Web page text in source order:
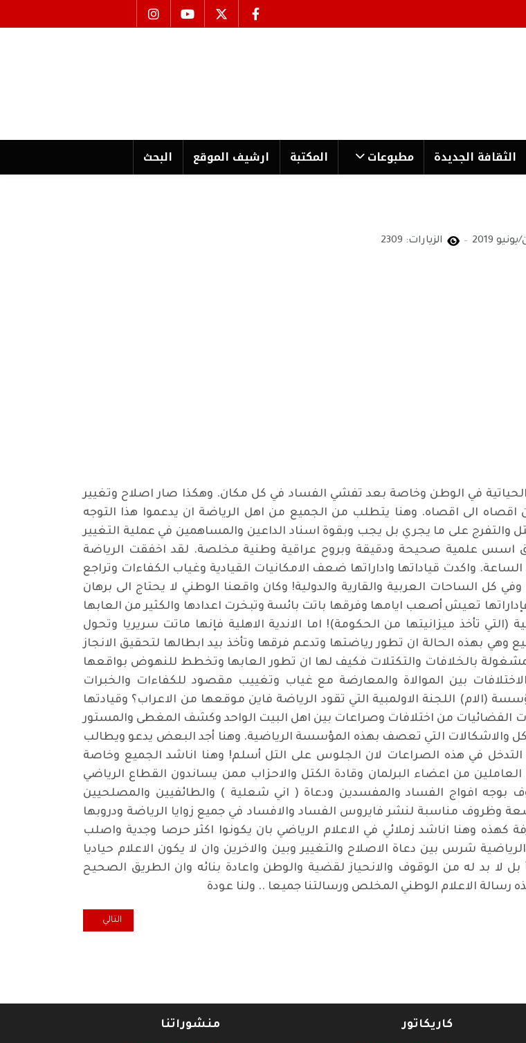
الثقافة الجدیدة مطبوعات المكتبة ارشیف الموقع البحث
الزيارات: 2309
في الوطن وخاصة بعد تفشي الفساد في كل مكان. وهكذا صار اصلاح وتغيير
الى اقصاه. وهنا يتطلب من الجميع من اهل الرياضة ان يدعموا هذا التوجه
والتفرج على ما يجري بل يجب وبقوة اسناد الداعين والمساهمين في عملية التغيير
اسس علمية صحيحة ودقيقة وبروح عراقية وطنية مخلصة. لقد اخفقت الرياضة
بشكل واضح وجلي في عملها من 2003 وحتى الساعة. واكدت قياداتها واداراتها ضعف الامكانيات القيادية وغياب الكفاءات وتراجع
كل الساحات العربية والقارية والدولية! وكان واقعنا الوطني لا يحتاج الى برهان
تعيش أصعب ايامها وفرقها باتت بائسة وتبخرت اعدادها والكثير من العابها
(التي تأخذ ميزانيتها من الحكومة)! اما الاندية الاهلية فإنها ماتت سريريا وتحول
بهذه الحالة ان تطور رياضتها وتدعم فرقها وتأخذ بيد ابطالها لتحقيق الانجاز
بالخلافات والتكتلات فكيف لها ان تطور العابها وتخطط للنهوض بواقعها
بين الموالاة والمعارضة مع غياب وتغييب مقصود للكفاءات والخبرات
(الام) اللجنة الاولمبية التي تقود الرياضة فاين موقعها من الاعراب؟ وقيادتها
الفضائيات من اختلافات وصراعات بين اهل البيت الواحد وكشف المغطى والمستور
والاشكالات التي تعصف بهذه المؤسسة الرياضية. وهنا أجد البعض يدعو ويطالب
في هذه الصراعات لان الجلوس على التل أسلم! وهنا اناشد الجميع وخاصة
من اعضاء البرلمان وقادة الكتل والاحزاب ممن يساندون القطاع الرياضي
بوجه افواج الفساد والمفسدين ودعاة ( اني شعلية ) والطائفيين والمصلحيين
وظروف مناسبة لنشر فايروس الفساد والافساد في جميع زوايا الرياضة ودروبها
وهنا اناشد زملائي في الاعلام الرياضي بان يكونوا اكثر حرصا وجدية واصلب
شرس بين دعاة الاصلاح والتغيير وبين والاخرين وان لا يكون الاعلام حياديا
لا بد له من الوقوف والانحياز لقضية والوطن واعادة بنائه وان الطريق الصحيح
رسالة الاعلام الوطني المخلص ورسالتنا جميعا .. ولنا عودة
المقال التالي: خارج النسق...
التالي
كاريكاتور
منشوراتنا